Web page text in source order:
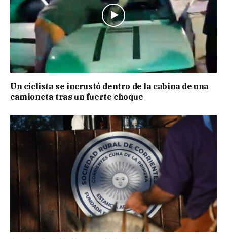
Un ciclista se incrustó dentro de la cabina de una
camioneta tras un fuerte choque